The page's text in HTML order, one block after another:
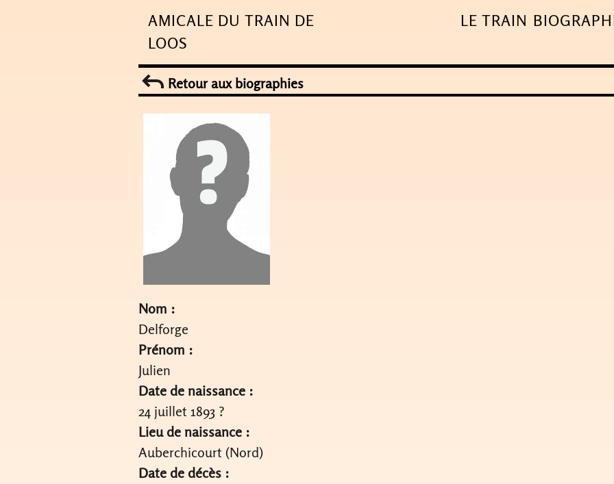
to
content
AMICALE DU TRAIN DE
LOOS
LE TRAIN
Retour aux biographies
Nom :
Delforge
Prénom :
Julien
Date de naissance :
24 juillet 1893 ?
Lieu de naissance :
Auberchicourt (Nord)
Date de décès :